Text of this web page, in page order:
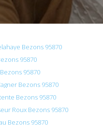
Bezons 95870
95870
95870
Bezons 95870
Bezons 95870
Roux Bezons 95870
Bezons 95870